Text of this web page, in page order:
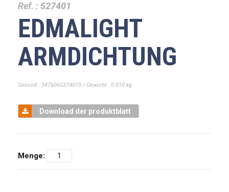
Ref. :527401
EDMALIGHT
ARMDICHTUNG
Gencod : 3476065274019 / Gewicht : 0.010 kg
Download der produktblatt
Menge: